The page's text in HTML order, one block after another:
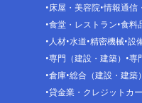
床屋・美容院 情報通信
食堂・レストラン 食料
人材 水道 精密機械 設
専門（建設・建築）
専
倉庫 総合（建設・建築）
貸金業・クレジットカ